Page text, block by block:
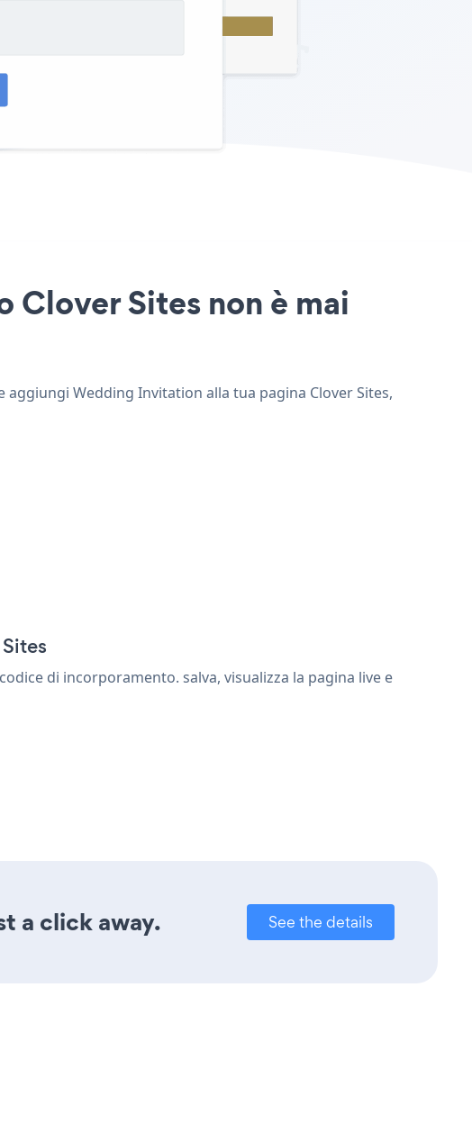
Sites non è mai
Wedding Invitation alla tua pagina Clover Sites,
di incorporamento. salva, visualizza la pagina live e
a click away. See the details